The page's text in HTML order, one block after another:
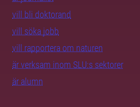
vill bli doktorand
vill söka jobb
vill rapportera om naturen
är verksam inom SLU:s sektorer
är alumn